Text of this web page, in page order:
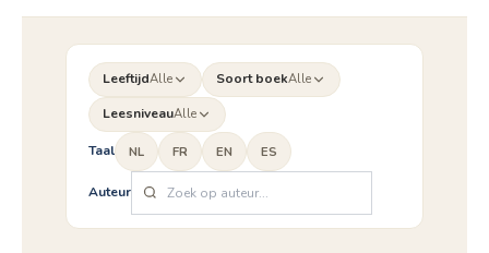
LeeftijdAlle Soort boekAlle
LeesniveauAlle
Taal NL FR EN ES
Auteur